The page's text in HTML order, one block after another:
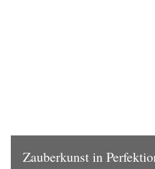
Zauberkunst in